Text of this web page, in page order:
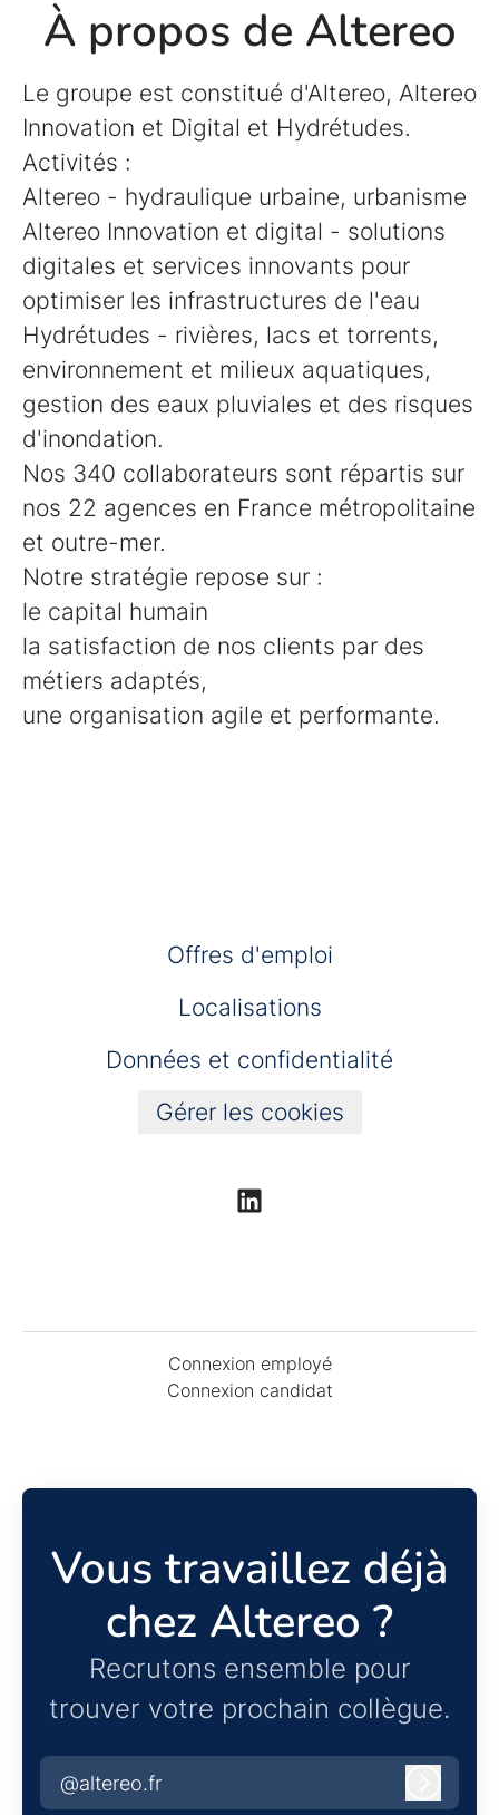
À propos de Altereo
Le groupe est constitué d'Altereo, Altereo
Innovation et Digital et Hydrétudes.
Activités :
Altereo - hydraulique urbaine, urbanisme
Altereo Innovation et digital - solutions
digitales et services innovants pour
optimiser les infrastructures de l'eau
Hydrétudes - rivières, lacs et torrents,
environnement et milieux aquatiques,
gestion des eaux pluviales et des risques
d'inondation.
Nos 340 collaborateurs sont répartis sur
nos 22 agences en France métropolitaine
et outre-mer.
Notre stratégie repose sur :
le capital humain
la satisfaction de nos clients par des
métiers adaptés,
une organisation agile et performante.
Offres d'emploi
Localisations
Données et confidentialité
Gérer les cookies
Connexion employé
Connexion candidat
Vous travaillez déjà
chez Altereo ?
Recrutons ensemble pour
trouver votre prochain collègue.
@altereo.fr